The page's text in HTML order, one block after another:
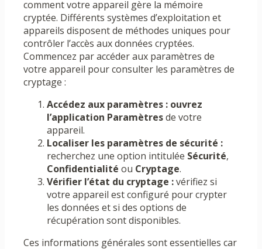
comment votre appareil gère la mémoire
cryptée. Différents systèmes d’exploitation et
appareils disposent de méthodes uniques pour
contrôler l’accès aux données cryptées.
Commencez par accéder aux paramètres de
votre appareil pour consulter les paramètres de
cryptage :
Accédez aux paramètres : ouvrez
l’application Paramètresde votre
appareil.
Localiser les paramètres de sécurité :
recherchez une option intitulée Sécurité,
Confidentialité ou Cryptage.
Vérifier l’état du cryptage :vérifiez si
votre appareil est configuré pour crypter
les données et si des options de
récupération sont disponibles.
Ces informations générales sont essentielles car